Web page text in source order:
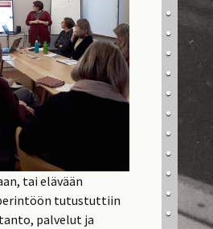
tai elävään
tutustuttiin
palvelut ja